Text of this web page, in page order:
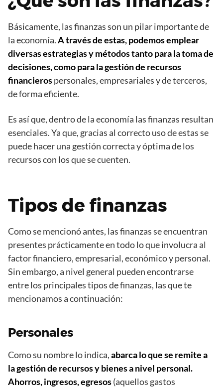
Básicamente, las finanzas son un pilar importante de
la economía.A través de estas, podemos emplear
diversas estrategias y métodos tanto para la toma de
decisiones, como para la gestión de recursos
financierospersonales, empresariales y de terceros,
de forma eficiente.
Es así que, dentro de la economía las finanzas resultan
esenciales. Ya que, gracias al correcto uso de estas se
puede hacer una gestión correcta y óptima de los
recursos con los que se cuenten.
Tipos de finanzas
Como se mencionó antes, las finanzas se encuentran
presentes prácticamente en todo lo que involucra al
factor financiero, empresarial, económico y personal.
Sin embargo, a nivel general pueden encontrarse
entre los principales tipos de finanzas, las que te
mencionamos a continuación:
Personales
Como su nombre lo indica,abarca lo que se remite a
la gestión de recursos y bienes a nivel personal.
Ahorros, ingresos, egresos(aquellos gastos